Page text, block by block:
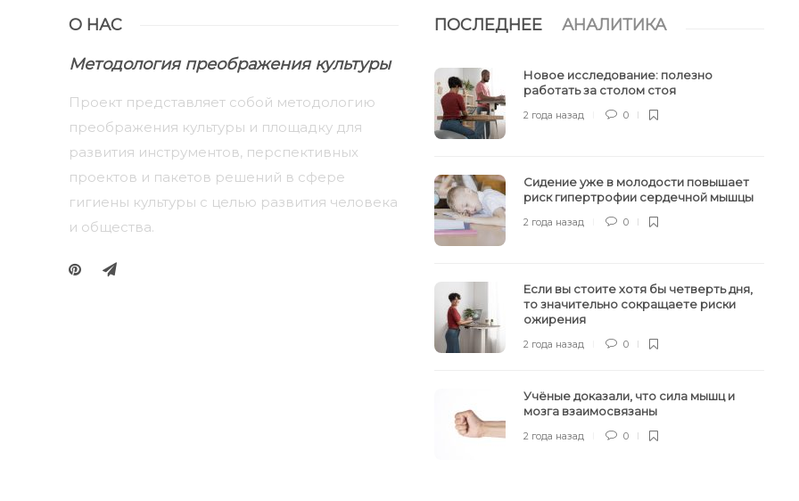
О НАС
Методология преображения культуры
Проект представляет собой методологию
преображения культуры и площадку для
развития инструментов, перспективных
проектов и пакетов решений в сфере
гигиены культуры с целью развития человека
и общества.
ПОСЛЕДНЕЕ АНАЛИТИКА
Новое исследование: полезно
работать за столом стоя
2 года назад 0
Сидение уже в молодости повышает
риск гипертрофии сердечной мышцы
2 года назад 0
Если вы стоите хотя бы четверть дня,
то значительно сокращаете риски
ожирения
2 года назад 0
Учёные доказали, что сила мышц и
мозга взаимосвязаны
2 года назад 0